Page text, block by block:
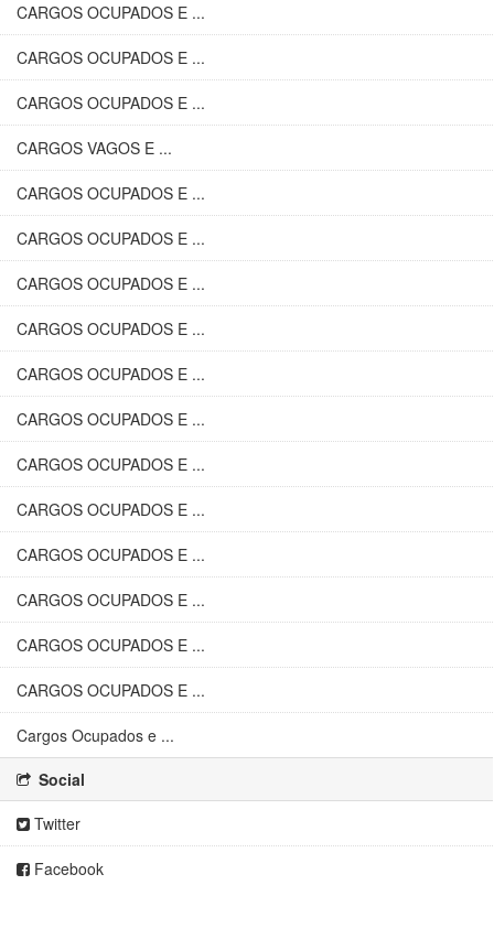
CARGOS OCUPADOS E ...
CARGOS OCUPADOS E ...
CARGOS OCUPADOS E ...
CARGOS VAGOS E ...
CARGOS OCUPADOS E ...
CARGOS OCUPADOS E ...
CARGOS OCUPADOS E ...
CARGOS OCUPADOS E ...
CARGOS OCUPADOS E ...
CARGOS OCUPADOS E ...
CARGOS OCUPADOS E ...
CARGOS OCUPADOS E ...
CARGOS OCUPADOS E ...
CARGOS OCUPADOS E ...
CARGOS OCUPADOS E ...
CARGOS OCUPADOS E ...
Cargos Ocupados e ...
Social
Twitter
Facebook